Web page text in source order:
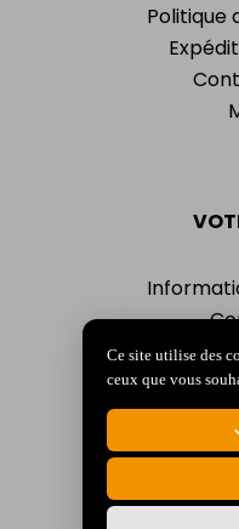
Politique
Bons
Ce site utilise des
ceux que vous